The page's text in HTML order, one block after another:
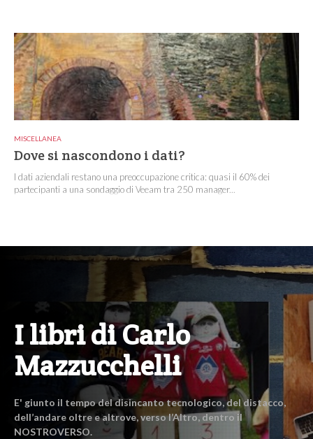
MISCELLANEA
Dove si nascondono i dati?
I dati aziendali restano una preoccupazione critica: quasi il 60% dei
partecipanti a una sondaggio di Veeam tra 250 manager...
I libri di Carlo
Mazzucchelli
E' giunto il tempo del disincanto tecnologico, del distacco,
dell’andare oltre e altrove, verso l’Altro, dentro il
NOSTROVERSO.